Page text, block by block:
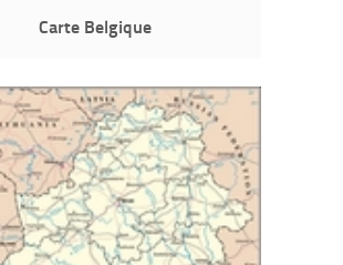
Carte Belgique